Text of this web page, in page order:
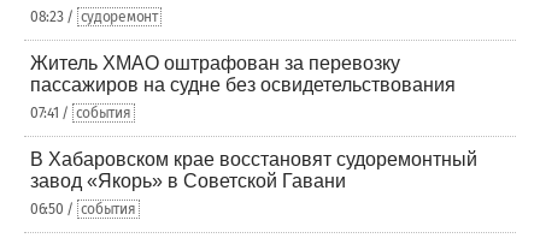
08:23 / судоремонт
Житель ХМАО оштрафован за перевозку
пассажиров на судне без освидетельствования
07:41 / события
В Хабаровском крае восстановят судоремонтный
завод «Якорь» в Советской Гавани
06:50 / события